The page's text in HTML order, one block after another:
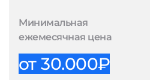
Минимальная
ежемесячная цена
от 30.000₽